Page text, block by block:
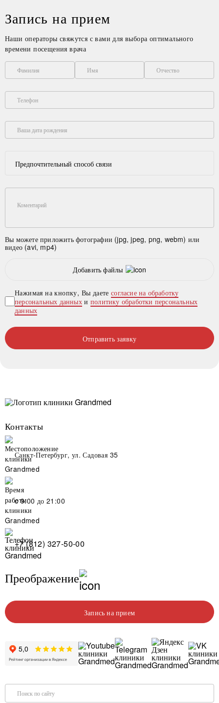
Запись на прием
Наши операторы свяжутся с вами для выбора оптимального
времени посещения врача
Фамилия Имя Отчество
Телефон
Ваша дата рождения
Предпочтительный способ связи
Коментарий
Вы можете приложить фотографии (jpg, jpeg, png, webm) или
видео (avi, mp4)
Добавить файлы
Нажимая на кнопку, Вы даетесогласие на обработку
персональных данныхиполитику обработки персональных
данных
Отправить заявку
Контакты
Санкт-Петербург, ул. Садовая 35
c 9:00 до 21:00
+7 (812) 327-50-00
Преображение
Запись на прием
Поиск по сайту